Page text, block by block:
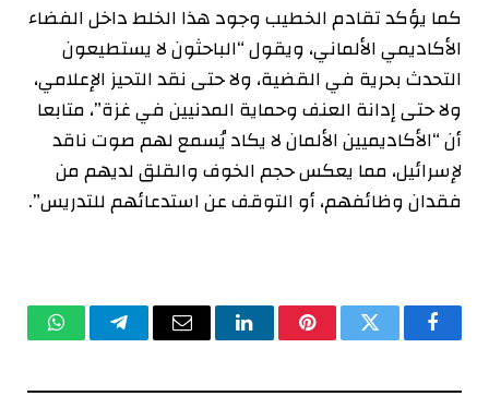
كما يؤكد تقادم الخطيب وجود هذا الخلط داخل الفضاء
الأكاديمي الألماني، ويقول “الباحثون لا يستطيعون
التحدث بحرية في القضية، ولا حتى نقد التحيز الإعلامي،
ولا حتى إدانة العنف وحماية المدنيين في غزة”، متابعا
أن “الأكاديميين الألمان لا يكاد يُسمع لهم صوت ناقد
لإسرائيل، مما يعكس حجم الخوف والقلق لديهم من
فقدان وظائفهم، أو التوقف عن استدعائهم للتدريس”.
فيسبوكتويتر بينتيريستلينكدإنالبريد تيلقرام